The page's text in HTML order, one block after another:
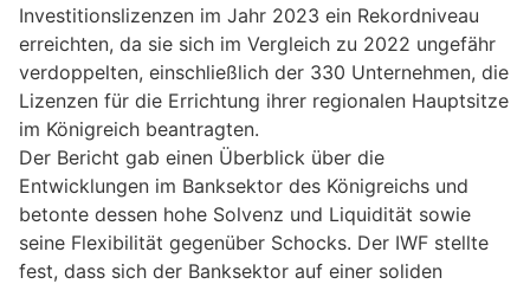
Investitionslizenzen im Jahr 2023 ein Rekordniveau
erreichten, da sie sich im Vergleich zu 2022 ungefähr
verdoppelten, einschließlich der 330 Unternehmen, die
Lizenzen für die Errichtung ihrer regionalen Hauptsitze
im Königreich beantragten.
Der Bericht gab einen Überblick über die
Entwicklungen im Banksektor des Königreichs und
betonte dessen hohe Solvenz und Liquidität sowie
seine Flexibilität gegenüber Schocks. Der IWF stellte
fest, dass sich der Banksektor auf einer soliden